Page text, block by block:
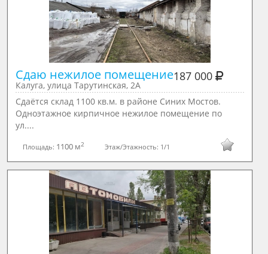
Сдаю нежилое помещение187 000
Калуга, улица Тарутинская, 2А
Сдаётся склад 1100 кв.м. в районе Синих Мостов.
Одноэтажное кирпичное нежилое помещение по
ул....
Площадь: 1100 м2 Этаж/Этажность: 1/1